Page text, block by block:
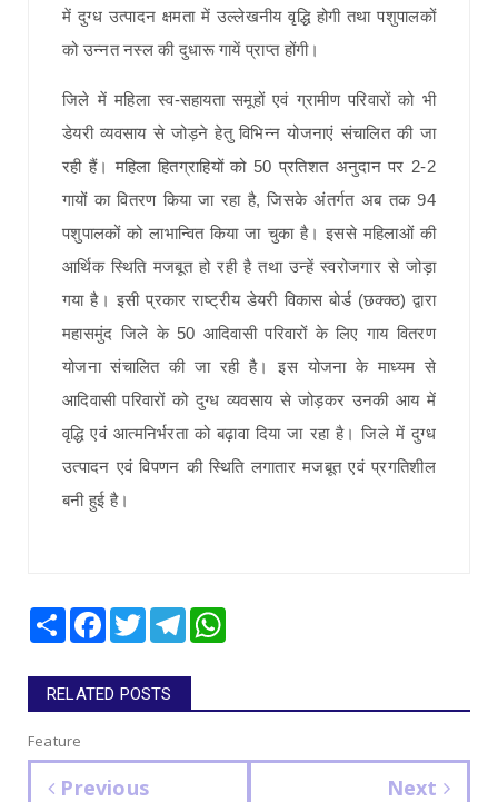
में दुग्ध उत्पादन क्षमता में उल्लेखनीय वृद्धि होगी तथा पशुपालकों
को उन्नत नस्ल की दुधारू गायें प्राप्त होंगी।
जिले में महिला स्व-सहायता समूहों एवं ग्रामीण परिवारों को भी
डेयरी व्यवसाय से जोड़ने हेतु विभिन्न योजनाएं संचालित की जा
रही हैं। महिला हितग्राहियों को 50 प्रतिशत अनुदान पर 2-2
गायों का वितरण किया जा रहा है, जिसके अंतर्गत अब तक 94
पशुपालकों को लाभान्वित किया जा चुका है। इससे महिलाओं की
आर्थिक स्थिति मजबूत हो रही है तथा उन्हें स्वरोजगार से जोड़ा
गया है। इसी प्रकार राष्ट्रीय डेयरी विकास बोर्ड (छक्क्ठ) द्वारा
महासमुंद जिले के 50 आदिवासी परिवारों के लिए गाय वितरण
योजना संचालित की जा रही है। इस योजना के माध्यम से
आदिवासी परिवारों को दुग्ध व्यवसाय से जोड़कर उनकी आय में
वृद्धि एवं आत्मनिर्भरता को बढ़ावा दिया जा रहा है। जिले में दुग्ध
उत्पादन एवं विपणन की स्थिति लगातार मजबूत एवं प्रगतिशील
बनी हुई है।
Share Facebook
TwitterTelegram
RELATED POSTS
Feature
Previous Next